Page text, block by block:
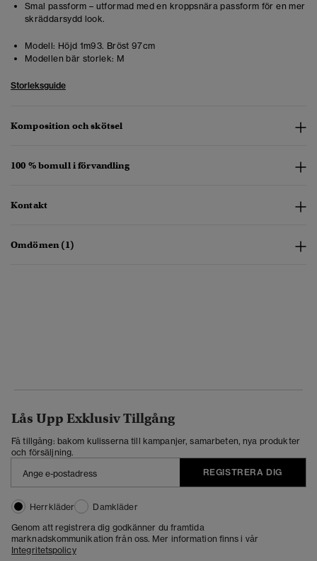
Smal passform – utformad med en kroppsnära passform för en mer
skräddarsydd look.
Modell: Höjd 1m93. Bröst 97cm
Modellen bär storlek: M
Storleksguide
Komposition och skötsel
100 % bomull i förvandling
Kontakt
Omdömen (1)
Lås Upp Exklusiv Tillgång
Få tillgång: bakom kulisserna till kampanjer, samarbeten, nya produkter
och försäljning.
REGISTRERA DIG
Herrkläder
Damkläder
Genom att registrera dig godkänner du framtida
marknadskommunikation från oss. Mer information finns i vår
Integritetspolicy